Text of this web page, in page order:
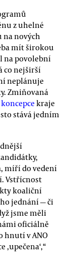
z uhelné
nových
mít širokou
na povolební
co nejširší
neplánuje
Zmiňovaná
kraje
stává jedním
míří do vedení
Vstřícnost
koaliční
jednání — či
jsme měli
oficiálně
hnutí v ANO